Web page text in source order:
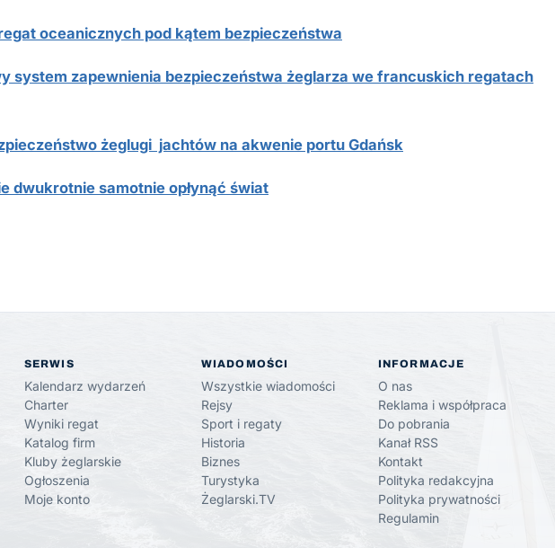
oceanicznych pod kątem bezpieczeństwa
system zapewnienia bezpieczeństwa żeglarza we francuskich regatach
żeglugi jachtów na akwenie portu Gdańsk
dwukrotnie samotnie opłynąć świat
SERWIS
Kalendarz wydarzeń
Charter
Wyniki regat
Katalog firm
Kluby żeglarskie
Ogłoszenia
Moje konto
WIADOMOŚCI
Wszystkie wiadomości
Rejsy
Sport i regaty
Historia
Biznes
Turystyka
Żeglarski.TV
INFORMACJE
O nas
Reklama i współpraca
Do pobrania
Kanał RSS
Kontakt
Polityka redakcyjna
Polityka prywatności
Regulamin